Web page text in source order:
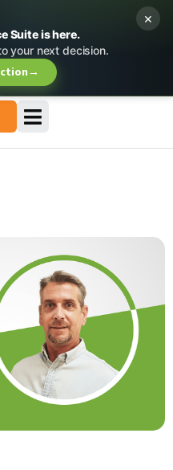
Suite is here.
your next decision.
→
×